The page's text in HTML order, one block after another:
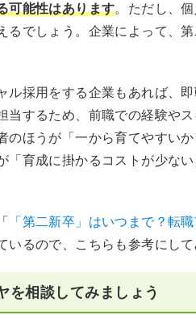
可能性はあります。ただし、
るでしょう。企業によって、
ル採用をする企業もあれば、
当するため、前職での経験や
のほうが「一から育てやすい
「育成に掛かるコストが少な
「第二新卒」はいつまで？転
いるので、こちらも参考にして
を相談してみましょう